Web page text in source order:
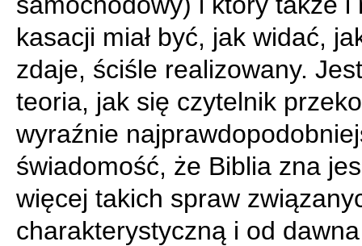
kasacji miał być, jak widać,
zdaje, ściśle realizowany.
teoria, jak się czytelnik
wyraźnie
świadomość, że Biblia zna
więcej takich spraw
charakterystyczną i od dawna